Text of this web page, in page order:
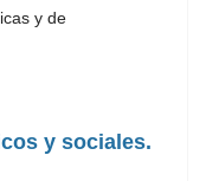
y de
y sociales.